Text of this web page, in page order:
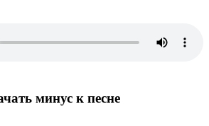
минус к песне